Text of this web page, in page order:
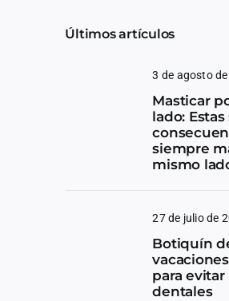
Últimos artículos
3 de agosto
Masticar
lado:
siempre
mismo
27 de julio de
Botiquín
para
dentales